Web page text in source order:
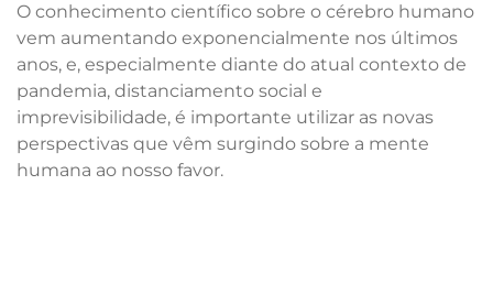
O conhecimento científico sobre o cérebro humano
vem aumentando exponencialmente nos últimos
anos, e, especialmente diante do atual contexto de
pandemia, distanciamento social e
imprevisibilidade, é importante utilizar as novas
perspectivas que vêm surgindo sobre a mente
humana ao nosso favor.